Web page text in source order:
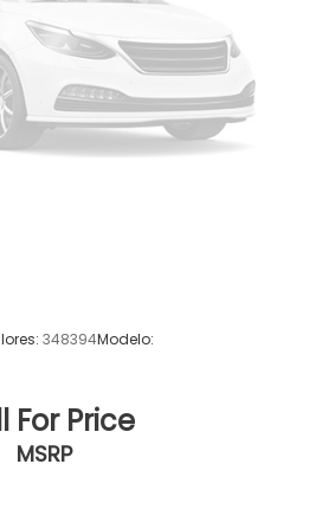
348394Modelo:
For Price
MSRP